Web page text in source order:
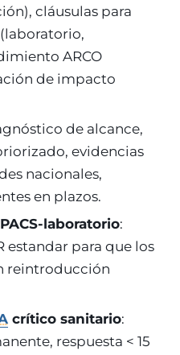
cláusulas para
ARCO
de impacto
de alcance,
evidencias
nacionales,
en plazos.
laboratorio:
estandar para que los
reintroducción
crítico sanitario:
respuesta < 15